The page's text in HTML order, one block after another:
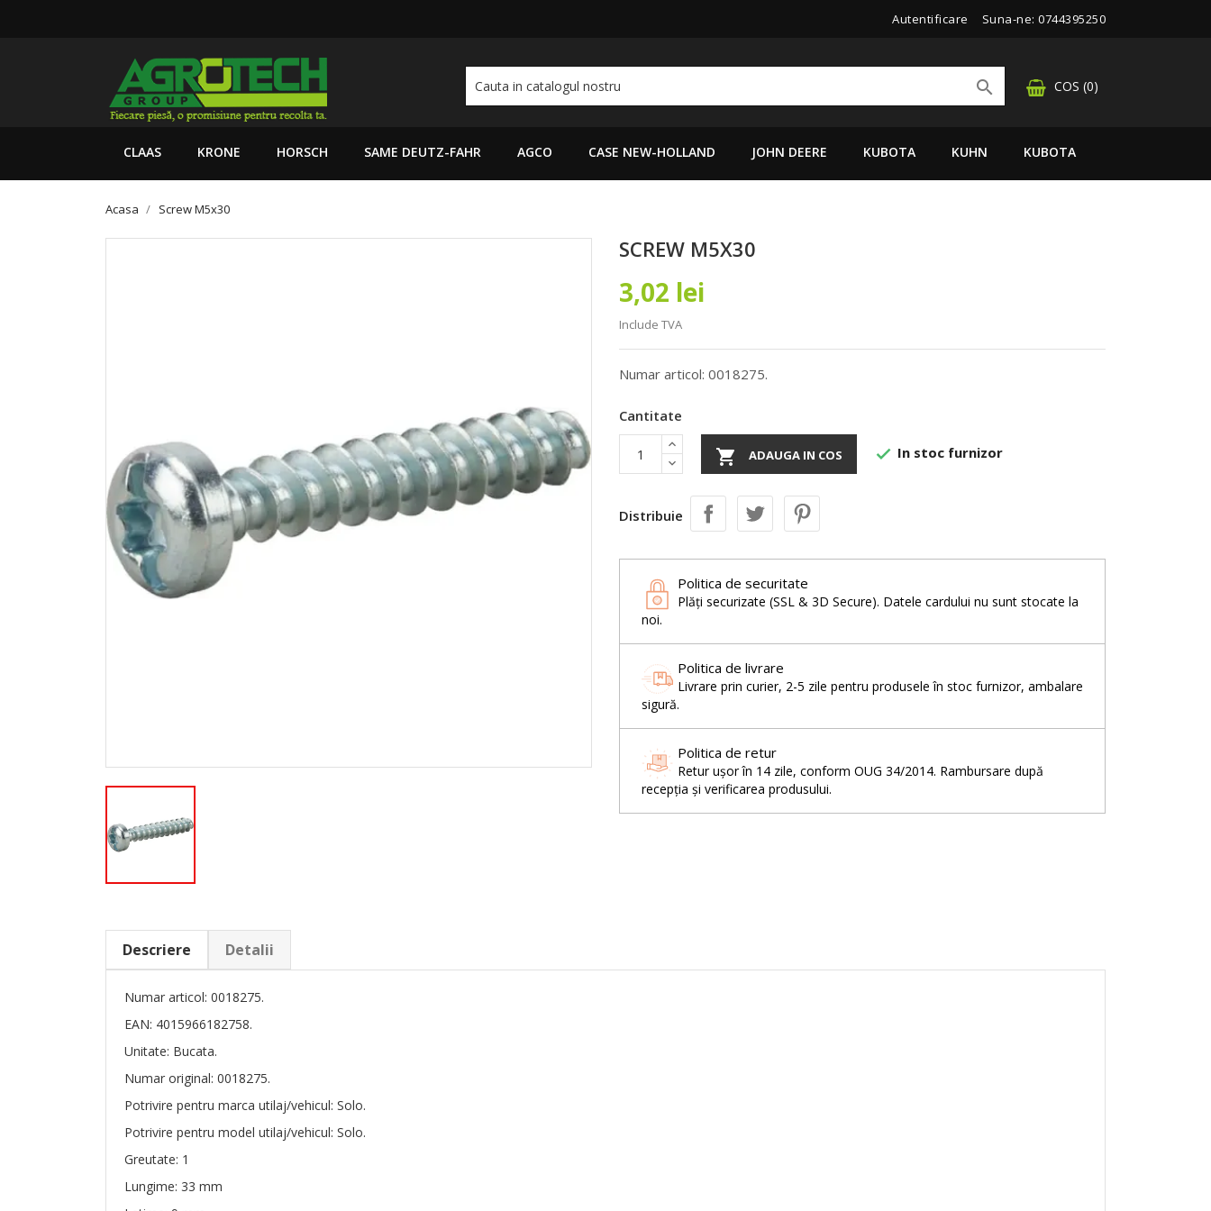
Autentificare Suna-ne: 0744395250
COS (0)

CLAAS KRONE HORSCH SAME DEUTZ-FAHR AGCO CASE NEW-HOLLAND JOHN DEERE KUBOTA KUHN KUBOTA
Acasa Screw M5x30
SCREW M5X30
3,02 lei
Include TVA
Numar articol: 0018275.
Cantitate
 ADAUGA IN COS  In stoc furnizor
Distribuie
Politica de securitate
Plăți securizate (SSL & 3D Secure). Datele cardului nu sunt stocate la
noi.
Politica de livrare
Livrare prin curier, 2-5 zile pentru produsele în stoc furnizor, ambalare
sigură.
Politica de retur
Retur ușor în 14 zile, conform OUG 34/2014. Rambursare după
recepția și verificarea produsului.
Descriere Detalii
Numar articol: 0018275.
EAN: 4015966182758.
Unitate: Bucata.
Numar original: 0018275.
Potrivire pentru marca utilaj/vehicul: Solo.
Potrivire pentru model utilaj/vehicul: Solo.
Greutate: 1
Lungime: 33 mm